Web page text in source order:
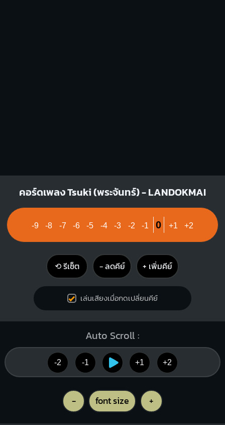
O O O O O
1
X X O
1 1
3 4
G#
3
C#maj7
3
Ebm7
X
1
1
4
Fm7
1 1 1 1 1 1
คอร์ดเพลง Tsuki (พระจันทร์) - LANDOKMAI
-9 -8 -7 -6 -5 -4 -3 -2 -1 0 +1 +2
⟲ รีเซ็ต − ลดคีย์ + เพิ่มคีย์
เล่นเสียงเมื่อกดเปลี่ยนคีย์
Auto Scroll :
-2 -1 +1 +2
- font size +